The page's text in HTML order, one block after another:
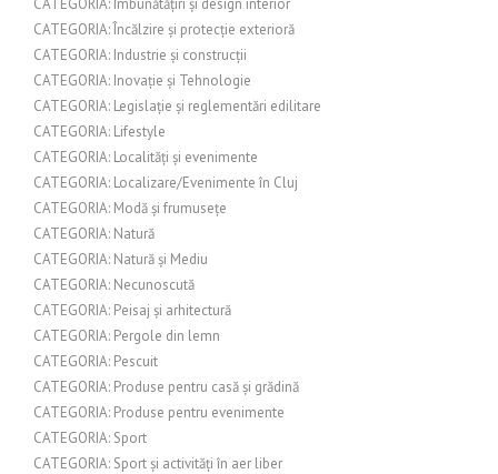
CATEGORIA: Îmbunătățiri și design interior
CATEGORIA: Încălzire și protecție exterioră
CATEGORIA: Industrie și construcții
CATEGORIA: Inovație și Tehnologie
CATEGORIA: Legislație și reglementări edilitare
CATEGORIA: Lifestyle
CATEGORIA: Localități și evenimente
CATEGORIA: Localizare/Evenimente în Cluj
CATEGORIA: Modă și frumusețe
CATEGORIA: Natură
CATEGORIA: Natură și Mediu
CATEGORIA: Necunoscută
CATEGORIA: Peisaj și arhitectură
CATEGORIA: Pergole din lemn
CATEGORIA: Pescuit
CATEGORIA: Produse pentru casă și grădină
CATEGORIA: Produse pentru evenimente
CATEGORIA: Sport
CATEGORIA: Sport și activități în aer liber